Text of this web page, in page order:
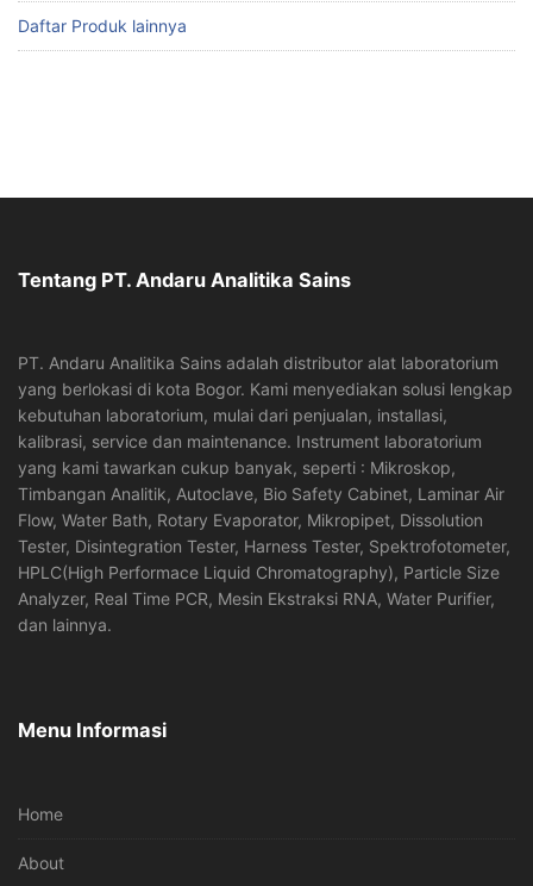
Daftar Produk lainnya
Tentang PT. Andaru Analitika Sains
PT. Andaru Analitika Sains adalah distributor alat laboratorium
yang berlokasi di kota Bogor. Kami menyediakan solusi lengkap
kebutuhan laboratorium, mulai dari penjualan, installasi,
kalibrasi, service dan maintenance. Instrument laboratorium
yang kami tawarkan cukup banyak, seperti : Mikroskop,
Timbangan Analitik, Autoclave, Bio Safety Cabinet, Laminar Air
Flow, Water Bath, Rotary Evaporator, Mikropipet, Dissolution
Tester, Disintegration Tester, Harness Tester, Spektrofotometer,
HPLC(High Performace Liquid Chromatography), Particle Size
Analyzer, Real Time PCR, Mesin Ekstraksi RNA, Water Purifier,
dan lainnya.
Menu Informasi
Home
About